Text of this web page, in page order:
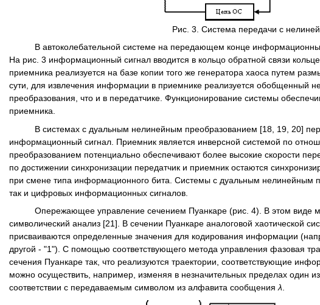
Рис. 3. Система передачи с
В автоколебательной системе на передающем конце
На рис. 3 информационный сигнал вводится в кольцо обратной связи
приемника реализуется на базе копии того же генератора хаоса путем
сути, для извлечения информации в приемнике реализуется обобщенный
преобразования, что и в передатчике. Функционирование системы
приемника.
В системах с дуальным нелинейным преобразованием [18, 19, 20]
информационный сигнал. Приемник является инверсной системой по
преобразованием потенциально обеспечивают более высокие скорости
по достижении синхронизации передатчик и приемник остаются
при смене типа информационного бита. Системы с дуальным нелинейным
так и цифровых информационных сигналов.
Опережающее управление сечением Пуанкаре (рис. 4). В этом виде
символический анализ [21]. В сечении Пуанкаре аналоговой хаотической
присваиваются определенные значения для кодирования информации
другой - "1"). С помощью соответствующего метода управления фазовая
сечения Пуанкаре так, что реализуются траектории, соответствующие
можно осуществить, например, изменяя в незначительных пределах один
соответствии с передаваемым символом из алфавита сообщения λ